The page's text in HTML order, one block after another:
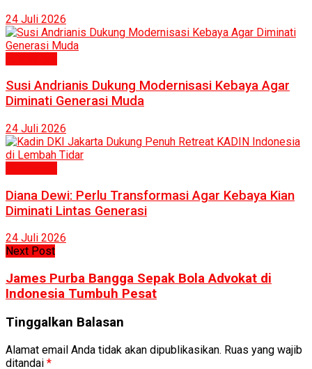
24 Juli 2026
Susi Andrianis Dukung Modernisasi Kebaya Agar
Diminati Generasi Muda
24 Juli 2026
Diana Dewi: Perlu Transformasi Agar Kebaya Kian
Diminati Lintas Generasi
24 Juli 2026
Next Post
James Purba Bangga Sepak Bola Advokat di
Indonesia Tumbuh Pesat
Tinggalkan Balasan
Alamat email Anda tidak akan dipublikasikan. Ruas yang wajib
ditandai *